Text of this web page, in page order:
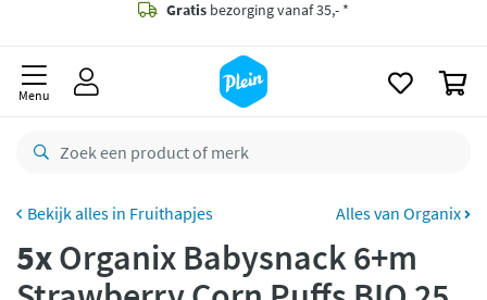
bezorging vanaf 35,- *
besteld,maandag
retourneren
CO2 neutraal
Betaal met Klarna
Menu
Fruithapjes Alles van Organix
5xOrganix Babysnack 6+m